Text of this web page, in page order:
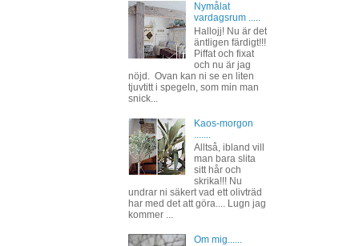
Nymålat
vardagsrum .....
Hallojj! Nu är det
äntligen färdigt!!!
Piffat och fixat
och nu är jag
nöjd. Ovan kan ni se en liten
tjuvtitt i spegeln, som min man
snick...
Kaos-morgon
Alltså, ibland vill
man bara slita
sitt hår och
skrika!!! Nu
undrar ni säkert vad ett olivträd
har med det att göra.... Lugn jag
kommer ...
Om mig......